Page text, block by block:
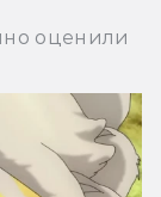
оценили